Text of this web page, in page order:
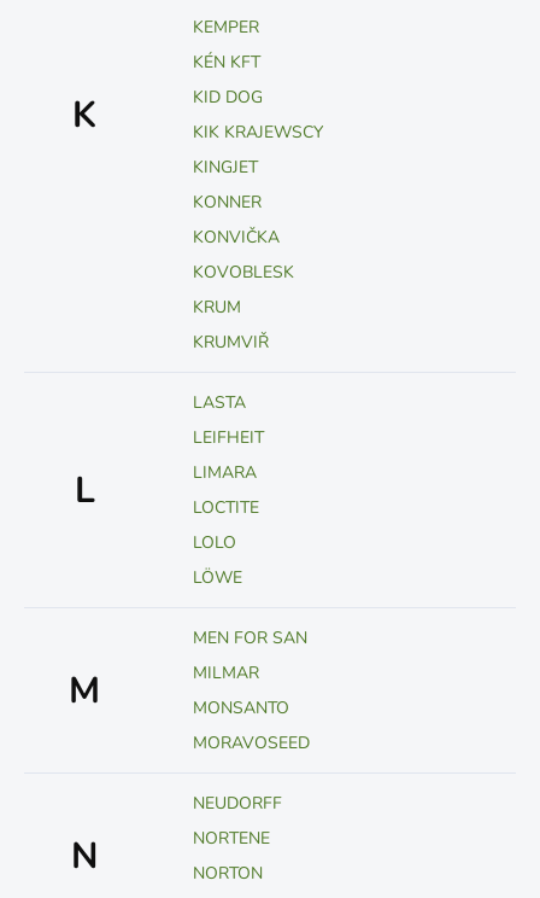
K
KEMPER
KÉN KFT
KID DOG
KIK KRAJEWSCY
KINGJET
KONNER
KONVIČKA
KOVOBLESK
KRUM
KRUMVIŘ
L
LASTA
LEIFHEIT
LIMARA
LOCTITE
LOLO
LÖWE
M
MEN FOR SAN
MILMAR
MONSANTO
MORAVOSEED
N
NEUDORFF
NORTENE
NORTON